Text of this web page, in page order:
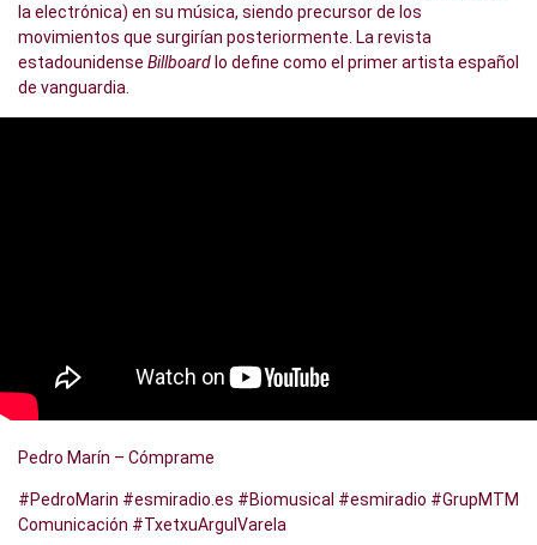
la electrónica) en su música, siendo precursor de los
movimientos que surgirían posteriormente. La revista
estadounidense Billboard lo define como el primer artista español
de vanguardia.
Pedro Marín – Cómprame
#PedroMarin #esmiradio.es #Biomusical #esmiradio #GrupMTM
Comunicación #TxetxuArgulVarela